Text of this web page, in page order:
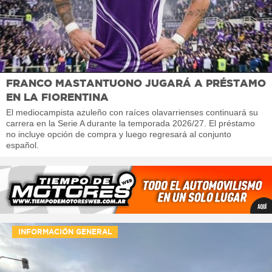
FRANCO MASTANTUONO JUGARÁ A PRÉSTAMO
EN LA FIORENTINA
El mediocampista azuleño con raíces olavarrienses continuará su
carrera en la Serie A durante la temporada 2026/27. El préstamo
no incluye opción de compra y luego regresará al conjunto
español.
INFORMACIÓN GENERAL